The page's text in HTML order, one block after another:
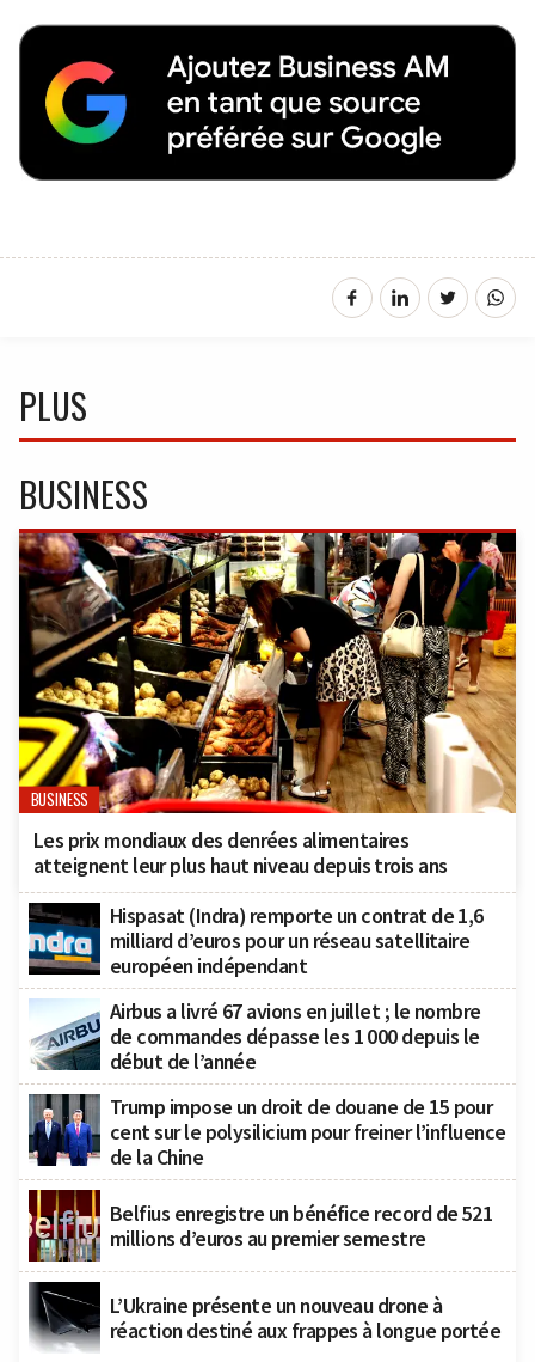
PLUS
BUSINESS
BUSINESS
Les prix mondiaux des denrées alimentaires
atteignent leur plus haut niveau depuis trois ans
Hispasat (Indra) remporte un contrat de 1,6
milliard d’euros pour un réseau satellitaire
européen indépendant
Airbus a livré 67 avions en juillet ; le nombre
de commandes dépasse les 1 000 depuis le
début de l’année
Trump impose un droit de douane de 15 pour
cent sur le polysilicium pour freiner l’influence
de la Chine
Belfius enregistre un bénéfice record de 521
millions d’euros au premier semestre
L’Ukraine présente un nouveau drone à
réaction destiné aux frappes à longue portée